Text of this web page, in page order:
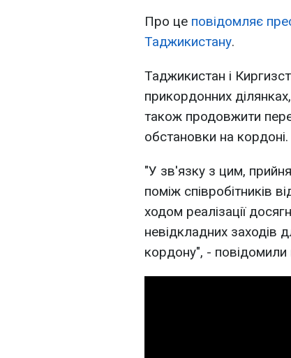
Про це повідомляє
Таджикистану.
Таджикистан і
прикордонних ділянках,
також продовжити
обстановки на кордоні.
"У зв'язку з цим,
поміж співробітників
ходом реалізації
невідкладних заходів
кордону", -